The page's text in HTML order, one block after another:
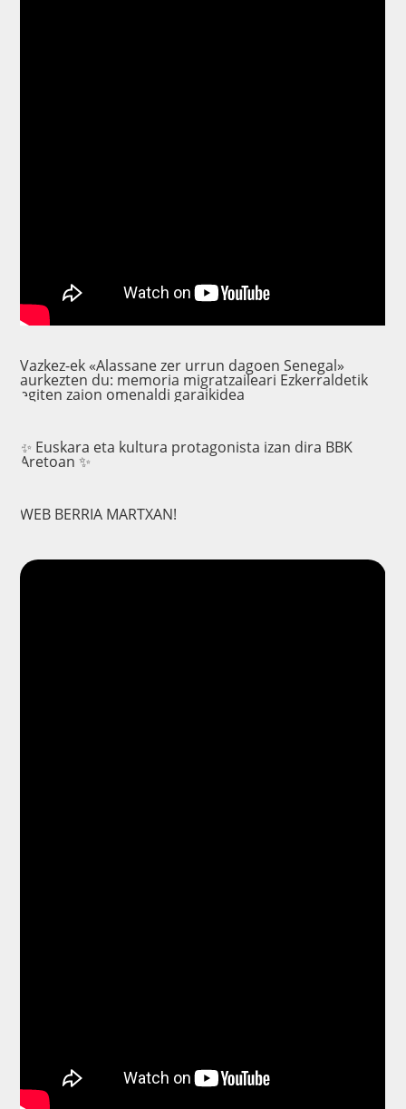
Vazkez-ek «Alassane zer urrun dagoen Senegal»
aurkezten du: memoria migratzaileari Ezkerraldetik
egiten zaion omenaldi garaikidea
✨ Euskara eta kultura protagonista izan dira BBK
Aretoan ✨
WEB BERRIA MARTXAN!